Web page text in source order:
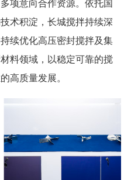
项意向合作资源。依托国
术积淀，长城搅拌持续深
续优化高压密封搅拌及集
料领域，以稳定可靠的搅
高质量发展。